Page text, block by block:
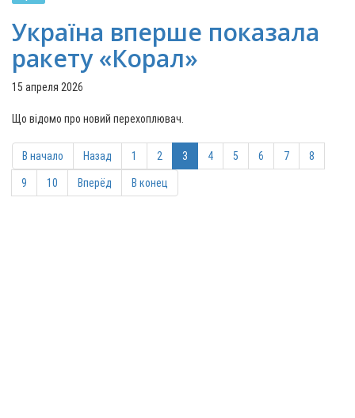
Україна вперше показала
ракету «Корал»
15 апреля 2026
Що відомо про новий перехоплювач.
В начало Назад 1 2 3 4 5 6 7 8
9 10 Вперёд В конец